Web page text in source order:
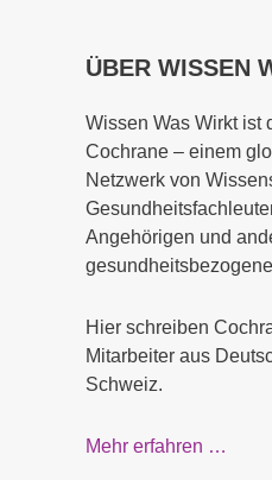
ÜBER WISSEN
Wissen Was Wirkt ist
Cochrane – einem
Netzwerk von
Angehörigen und
Hier schreiben
Mitarbeiter aus
Schweiz.
Mehr erfahren …